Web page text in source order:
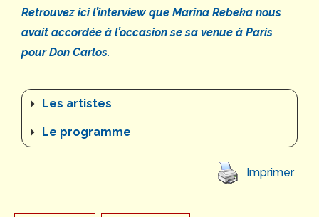
Retrouvez ici l’interview que Marina Rebeka nous
avait accordée à l’occasion se sa venue à Paris
pour Don Carlos.
Les artistes
Le programme
Imprimer